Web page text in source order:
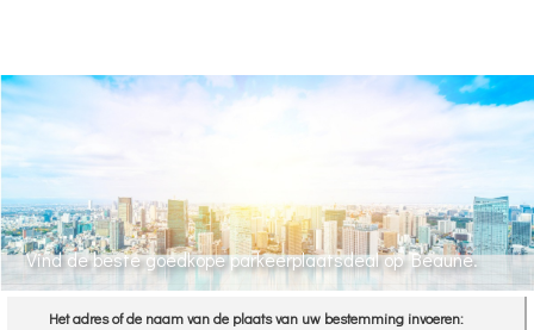
Vind de beste goedkope parkeerplaatsdeal op Beaune.
Het adres of de naam van de plaats van uw bestemming invoeren: